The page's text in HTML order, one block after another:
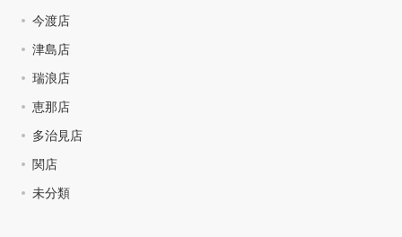
今渡店
津島店
瑞浪店
恵那店
多治見店
関店
未分類